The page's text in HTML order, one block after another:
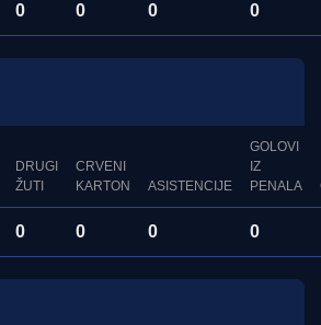
0 0 0 0
DRUGI
ŽUTI
CRVENI
KARTON
ASISTENCIJE
GOLOVI
IZ
PENALA
0 0 0 0